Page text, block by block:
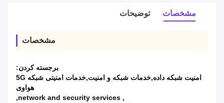
مشخصات توضیحات
مشخصات
برجسته کردن:
امنیت شبکه داده,خدمات شبکه و امنیت,خدمات امنیتی شبکه 5G
هواوی
,
network and security services
,